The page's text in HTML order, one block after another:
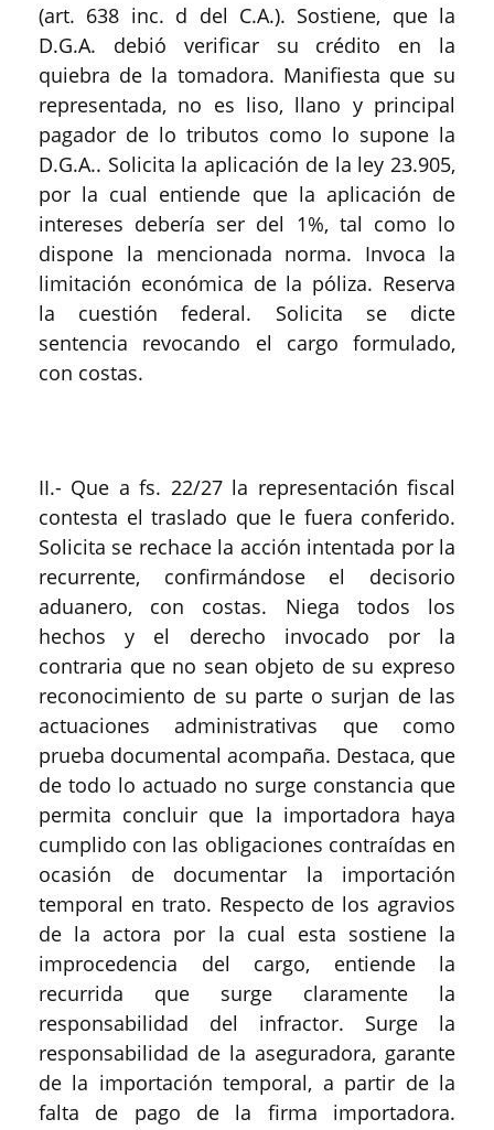
(art. 638 inc. d del C.A.). Sostiene, que la
D.G.A. debió verificar su crédito en la
quiebra de la tomadora. Manifiesta que su
representada, no es liso, llano y principal
pagador de lo tributos como lo supone la
D.G.A.. Solicita la aplicación de la ley 23.905,
por la cual entiende que la aplicación de
intereses debería ser del 1%, tal como lo
dispone la mencionada norma. Invoca la
limitación económica de la póliza. Reserva
la cuestión federal. Solicita se dicte
sentencia revocando el cargo formulado,
con costas.
II.- Que a fs. 22/27 la representación fiscal
contesta el traslado que le fuera conferido.
Solicita se rechace la acción intentada por la
recurrente, confirmándose el decisorio
aduanero, con costas. Niega todos los
hechos y el derecho invocado por la
contraria que no sean objeto de su expreso
reconocimiento de su parte o surjan de las
actuaciones administrativas que como
prueba documental acompaña. Destaca, que
de todo lo actuado no surge constancia que
permita concluir que la importadora haya
cumplido con las obligaciones contraídas en
ocasión de documentar la importación
temporal en trato. Respecto de los agravios
de la actora por la cual esta sostiene la
improcedencia del cargo, entiende la
recurrida que surge claramente la
responsabilidad del infractor. Surge la
responsabilidad de la aseguradora, garante
de la importación temporal, a partir de la
falta de pago de la firma importadora.